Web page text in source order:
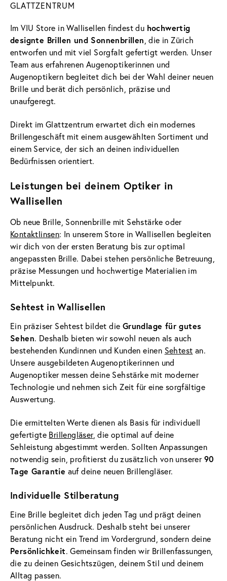
GLATTZENTRUM
Im VIU Store in Wallisellen findest du hochwertig
designte Brillen und Sonnenbrillen, die in Zürich
entworfen und mit viel Sorgfalt gefertigt werden. Unser
Team aus erfahrenen Augenoptikerinnen und
Augenoptikern begleitet dich bei der Wahl deiner neuen
Brille und berät dich persönlich, präzise und
unaufgeregt.
Direkt im Glattzentrum erwartet dich ein modernes
Brillengeschäft mit einem ausgewählten Sortiment und
einem Service, der sich an deinen individuellen
Bedürfnissen orientiert.
Leistungen bei deinem Optiker in
Wallisellen
Ob neue Brille, Sonnenbrille mit Sehstärke oder
Kontaktlinsen: In unserem Store in Wallisellen begleiten
wir dich von der ersten Beratung bis zur optimal
angepassten Brille. Dabei stehen persönliche Betreuung,
präzise Messungen und hochwertige Materialien im
Mittelpunkt.
Sehtest in Wallisellen
Ein präziser Sehtest bildet die Grundlage für gutes
Sehen. Deshalb bieten wir sowohl neuen als auch
bestehenden Kundinnen und Kunden einen Sehtest an.
Unsere ausgebildeten Augenoptikerinnen und
Augenoptiker messen deine Sehstärke mit moderner
Technologie und nehmen sich Zeit für eine sorgfältige
Auswertung.
Die ermittelten Werte dienen als Basis für individuell
gefertigte Brillengläser, die optimal auf deine
Sehleistung abgestimmt werden. Sollten Anpassungen
notwendig sein, profitierst du zusätzlich von unserer 90
Tage Garantie auf deine neuen Brillengläser.
Individuelle Stilberatung
Eine Brille begleitet dich jeden Tag und prägt deinen
persönlichen Ausdruck. Deshalb steht bei unserer
Beratung nicht ein Trend im Vordergrund, sondern deine
Persönlichkeit. Gemeinsam finden wir Brillenfassungen,
die zu deinen Gesichtszügen, deinem Stil und deinem
Alltag passen.